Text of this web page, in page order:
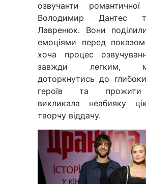
озвучанти
Володимир Дантес
Лавренюк. Вони
емоціями перед показом
хоча процес
завжди легким,
доторкнутись до
героїв та прожити
викликала неабияку
творчу віддачу.